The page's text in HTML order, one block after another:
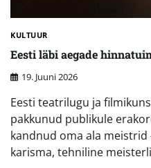
KULTUUR
Eesti läbi aegade
19. Juuni 2026
Eesti teatrilugu ja
pakkunud publikule
kandnud oma ala meistrid
karisma, tehniline